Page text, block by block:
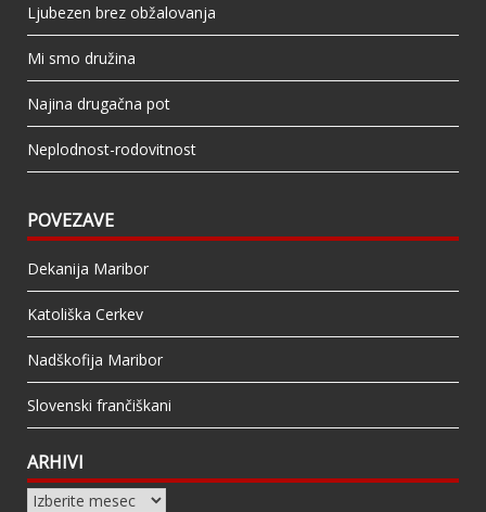
Ljubezen brez obžalovanja
Mi smo družina
Najina drugačna pot
Neplodnost-rodovitnost
POVEZAVE
Dekanija Maribor
Katoliška Cerkev
Nadškofija Maribor
Slovenski frančiškani
ARHIVI
Arhivi